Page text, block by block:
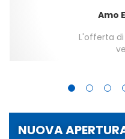
Amo
L'offerta
NUOVA